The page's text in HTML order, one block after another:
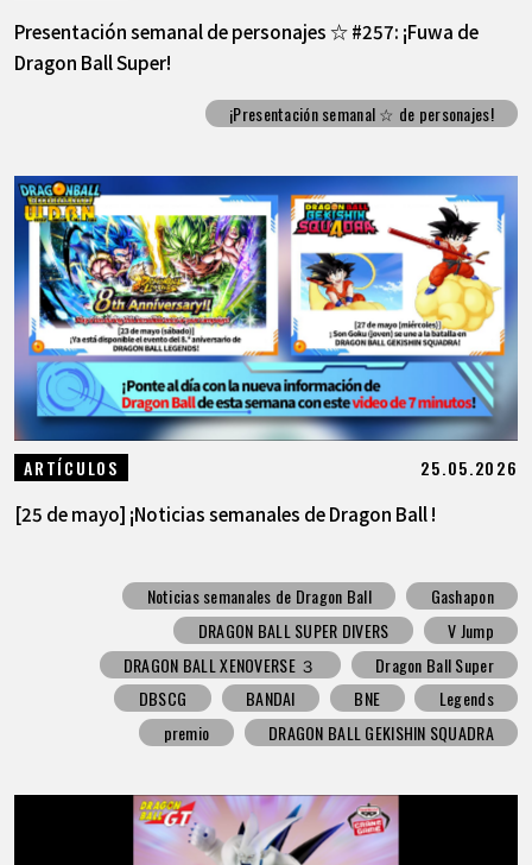
Presentación semanal de personajes ☆ #257: ¡Fuwa de
Dragon Ball Super!
¡Presentación semanal ☆ de personajes!
ARTÍCULOS 25.05.2026
[25 de mayo] ¡Noticias semanales de Dragon Ball !
Noticias semanales de Dragon Ball
Gashapon
DRAGON BALL SUPER DIVERS
V Jump
DRAGON BALL XENOVERSE ３
Dragon Ball Super
DBSCG
BANDAI BNE
Legends
premio
DRAGON BALL GEKISHIN SQUADRA